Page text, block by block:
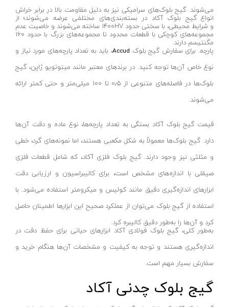
انواع مته و قلم
پایه فارسی بر
ماشین سنباده نواری
سایر ابزار نجاری
دم چلچله زن
بکس بادی
پیستوله بادی
پرچ کن بادی
پیچ گوشتی بادی
سایر ابزار بادی
الکتریکی و روشنایی
فرز انگشتی بادی
پیکور بادی
پانچ بادی
مغار بادی
چکش گل زن
استارمکس-starmax
کلابر-claber
وفایی-VAFAEI
کوکا-kuka
وادفو
حدید برش- HADID BORESH
ایفا الکترونیک - EEFA ELECTRONIC
ریزو-RIZO
ورتکس-VERTEX
بلک اسمیث
آستراکریا-ASTRAKOREAQK
سنسی-CENCI
هانسا-HANSA
مورسل-MURCELL
می‌شوند. گیج بلوک‌های سرامیکی نیز به دلیل مقاومت بالا در برابر خراش
و شرایط محیطی، با سختی حدود ۱۴۰۰HV ساخته می‌شوند و خاصیت عدم
مگنتیسم دارند.
انواع گیج بلوک آکاد در بسته‌بندی‌های مختلفی عرضه می‌شوند؛ از
مجموعه‌های کوچکی با قطعات محدود تا مجموعه‌های بزرگ با حدود ۱۶۰
پارچه. برای سفارش گیج بلوک Accud، باید به تعداد پارچه‌های مورد نیاز و
نوع خاص آن‌ها توجه کنید. در برندهای معتبر مانند میتوتویو ژاپن، گیج
بلوک‌ها در فاصله‌های متنوعی از ۰٫۵ تا ۱۰۰ میلی‌متر و حتی کمتر ارائه
می‌شوند.
قیمت گیج بلوک آکاد بستگی به تعداد پارچه‌ها، نوع ماده و دقت آن‌ها
دارد. گیج بلوک‌ها معمولاً به شکل مکعبی هستند، اما نمونه‌های گرد، خطی
و مثلثی نیز وجود دارند. گیج بلوک فلزی آکاد، که شامل قطعات فلزی
صیقلی با اندازه‌های مشخص است، برای کالیبراسیون و ارزیابی دقت
ابزارهای اندازه‌گیری دقیق مانند کولیس و میکرومتر استفاده می‌شود. با
استفاده از گیج بلوک می‌توان از عملکرد صحیح این ابزارها اطمینان حاصل
کرد و آن‌ها را به‌طور دقیق کالیبره کرد.
به‌طور کلی، گیج بلوک فولادی آکاد ابزارهای حیاتی برای حفظ دقت در
اندازه‌گیری هستند و توجه به کیفیت و مشخصات آن‌ها هنگام خرید و
سفارش بسیار مهم است.
گیج بلوک چدنی آکاد